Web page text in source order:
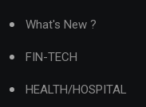
What's New ?
FIN-TECH
HEALTH/HOSPITAL